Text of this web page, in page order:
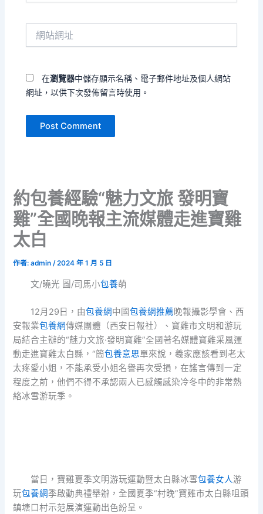
在瀏覽器中儲存顯示名稱、電子郵件地址及個人網站
網址，以供下次發佈留言時使用。
約包養經驗“魅力文旅 發明寶
雞”全國晚報主流媒體走進寶雞
太白
作者:admin/2024 年 1 月 5 日
文/曉光 圖/司馬小包養萌
12月29日，由包養網中國包養網推薦晚報攝影學會、西
安報業包養網傳媒團體（西安日報社）、寶雞市文明和游玩
局結合主辦的“魅力文旅·發明寶雞”全國著名媒體寶雞采風運
動走進寶雞太白縣，“簡包養意思單來說，羲家應該看到老太
太疼愛小姐，不能承受小姐名譽再次受損，在謠言傳到一定
程度之前，他們不得不承認兩人已感觸感染冷冬中的非常熱
絡冰雪游玩季。
當日，寶雞夏季文明游玩運動暨太白縣冰雪包養女人游
玩包養網季啟動典禮舉辦，全國夏季“村晚”寶雞市太白縣咀頭
鎮塘口村示范展演運動出色紛呈。